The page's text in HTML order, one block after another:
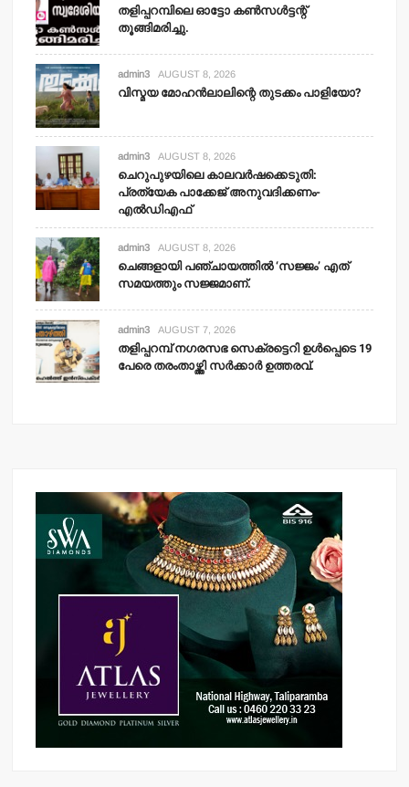
തളിപ്പറമ്പിലെ ഓട്ടോ കണ്‍സള്‍ട്ടന്റ്
തൂങ്ങിമരിച്ചു.
admin3 AUGUST 8, 2026
വിസ്മയ മോഹന്‍ലാലിന്റെ തുടക്കം പാളിയോ?
admin3 AUGUST 8, 2026
ചെറുപുഴയിലെ കാലവര്‍ഷക്കെടുതി:
പ്രത്യേക പാക്കേജ് അനുവദിക്കണം-
എല്‍ഡിഎഫ്
admin3 AUGUST 8, 2026
ചെങ്ങളായി പഞ്ചായത്തില്‍ ‘സജ്ജം’ എത്
സമയത്തും സജ്ജമാണ്.
admin3 AUGUST 7, 2026
തളിപ്പറമ്പ് നഗരസഭ സെക്രട്ടെറി ഉള്‍പ്പെടെ 19
പേരെ തരംതാഴ്ത്തി സര്‍ക്കാര്‍ ഉത്തരവ്.